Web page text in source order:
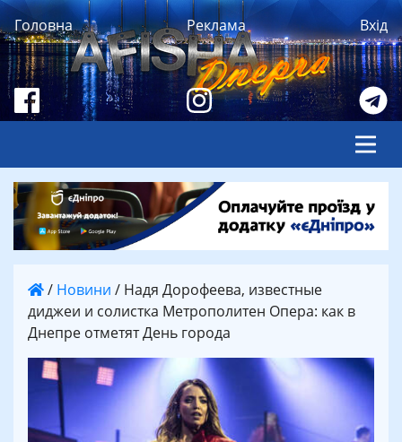
Головна Реклама Вхід
/ Новини / Надя Дорофеева, известные
диджеи и солистка Метрополитен Опера: как в
Днепре отметят День города